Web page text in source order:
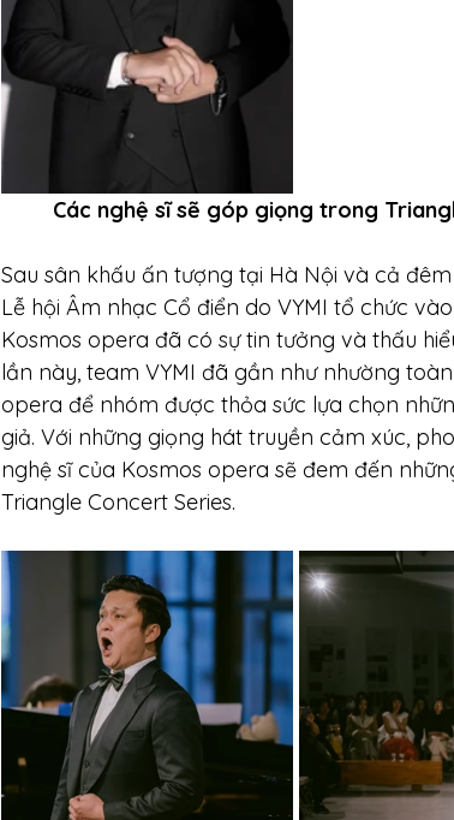
Các nghệ sĩ sẽ góp giọng trong
Sau sân khấu ấn tượng tại Hà Nội và cả
Lễ hội Âm nhạc Cổ điển do VYMI tổ chức
Kosmos opera đã có sự tin tưởng và thấu
lần này, team VYMI đã gần như nhường
opera để nhóm được thỏa sức lựa chọn
giả. Với những giọng hát truyền cảm xúc,
nghệ sĩ của Kosmos opera sẽ đem đến
Triangle Concert Series.